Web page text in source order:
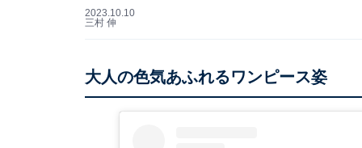
2023.10.10
三村 伸
大人の色気あふれるワンピース姿